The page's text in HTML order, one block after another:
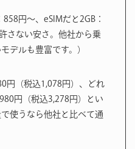
858円〜、eSIMだと2GB：
さない安さ。他社から乗
デルも豊富です。）
円（税込1,078円）、どれ
円（税込3,278円）とい
使うなら他社と比べて通